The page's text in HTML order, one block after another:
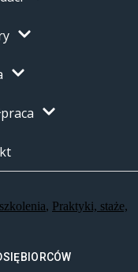
, Praktyki, staże,